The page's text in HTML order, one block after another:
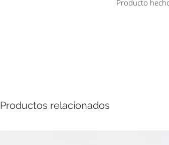
Producto
Productos relacionados